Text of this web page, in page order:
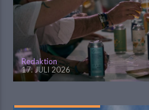
Redaktion
17. JULI 2026